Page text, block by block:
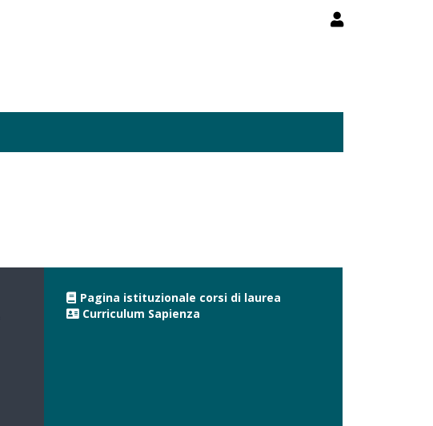
Pagina istituzionale corsi di laurea
Curriculum Sapienza